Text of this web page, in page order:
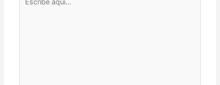
aquí...